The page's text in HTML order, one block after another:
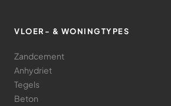
VLOER- & WONINGTYPES
Zandcement
Anhydriet
Tegels
Beton